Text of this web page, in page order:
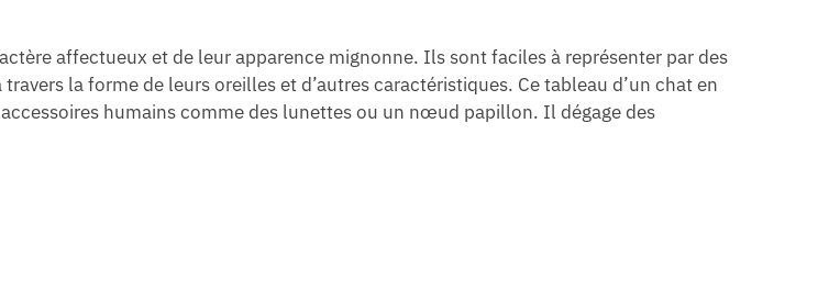
affectueux et de leur apparence mignonne. Ils sont faciles à représenter par des
la forme de leurs oreilles et d’autres caractéristiques. Ce tableau d’un chat en
humains comme des lunettes ou un nœud papillon. Il dégage des